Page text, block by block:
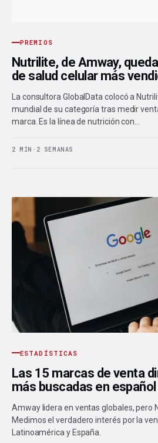
PREMIOS
Nutrilite, de Amway,
de salud celular más
La consultora GlobalData colocó a
mundial de su categoría tras medir
marca. Es la línea de nutrición con…
2 MIN · 2 SEMANAS
ESTADÍSTICAS
Las 15 marcas de venta
más buscadas en español
Amway lidera en ventas globales, pero
Medimos el verdadero interés por la
Latinoamérica y España.